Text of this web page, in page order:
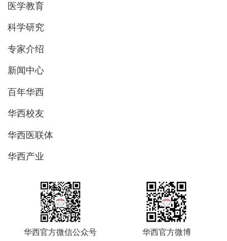
医学教育
科学研究
专家介绍
新闻中心
百年华西
华西校友
华西医联体
华西产业
华西官方微信公众号 华西官方微博